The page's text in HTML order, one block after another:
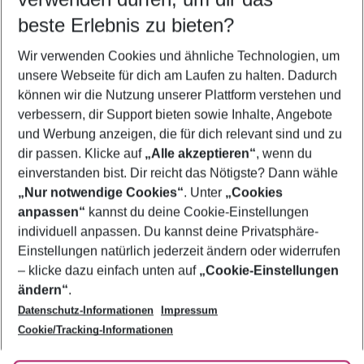
5-8 Nächte
2 Erwachsene Keine Kinder
Mehr Filter anzeigen
Footer
Footer navigation
Über uns
AGB
Bestpreisgarantie
Cookie-Einstellungen ändern
Cookie-Richtlinie
Agenturbetreuung
Barrierefreies Reisen
Folge uns
beste Erlebnis zu bieten?
Wir verwenden Cookies und ähnliche Technologien, um
unsere Webseite für dich am Laufen zu halten. Dadurch
können wir die Nutzung unserer Plattform verstehen und
verbessern, dir Support bieten sowie Inhalte, Angebote
und Werbung anzeigen, die für dich relevant sind und zu
dir passen. Klicke auf „Alle akzeptieren“, wenn du
einverstanden bist. Dir reicht das Nötigste? Dann wähle
„Nur notwendige Cookies“. Unter „Cookies
anpassen“ kannst du deine Cookie-Einstellungen
individuell anpassen. Du kannst deine Privatsphäre-
Einstellungen natürlich jederzeit ändern oder widerrufen
– klicke dazu einfach unten auf „Cookie-Einstellungen
ändern“.
Datenschutz-Informationen
Impressum
Cookie/Tracking-Informationen